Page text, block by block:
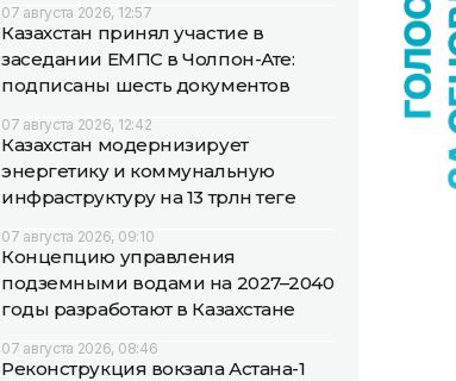
07 августа 2026, 12:57
Казахстан принял участие в
заседании ЕМПС в Чолпон-Ате:
подписаны шесть документов
07 августа 2026, 12:42
Казахстан модернизирует
энергетику и коммунальную
инфраструктуру на 13 трлн теңге
07 августа 2026, 09:10
Концепцию управления
подземными водами на 2027–2040
годы разработают в Казахстане
07 августа 2026, 08:46
Реконструкция вокзала Астана-1